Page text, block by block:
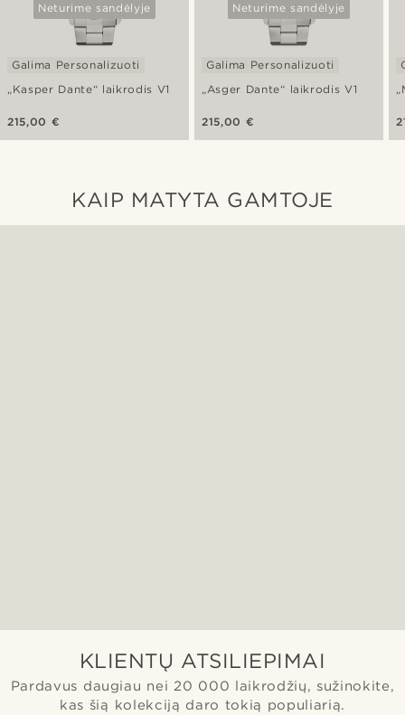
Neturime sandėlyje
„Kasper Dante“ laikrodis V1
Galima Personalizuoti
215,00 €
Neturime sandėlyje
„Asger Dante“ laikrodis V1
Galima Personalizuoti
215,00 €
KAIP MATYTA GAMTOJE
KLIENTŲ ATSILIEPIMAI
Pardavus daugiau nei 20 000 laikrodžių, sužinokite,
kas šią kolekciją daro tokią populiarią.